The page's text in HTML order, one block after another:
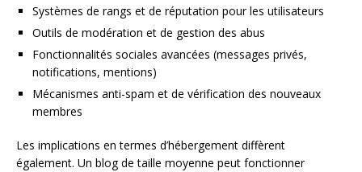
Systèmes de rangs et de réputation pour les utilisateurs
Outils de modération et de gestion des abus
Fonctionnalités sociales avancées (messages privés,
notifications, mentions)
Mécanismes anti-spam et de vérification des nouveaux
membres
Les implications en termes d’hébergement diffèrent
également. Un blog de taille moyenne peut fonctionner